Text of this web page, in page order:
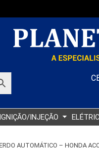
IGNIÇÃO/INJEÇÃO
AUTOMÁTICO – HONDA